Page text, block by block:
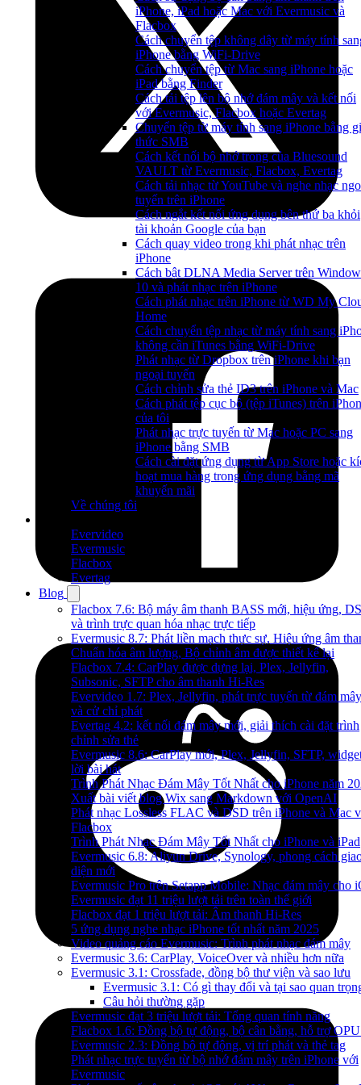
iPhone, iPad hoặc Mac với Evermusic và
Flacbox
Cách chuyển tệp không dây từ máy tính
iPhone bằng WiFi-Drive
Cách chuyển tệp từ Mac sang iPhone hoặc
iPad bằng Finder
Cách tải tệp lên bộ nhớ đám mây và kết nối
với Evermusic, Flacbox hoặc Evertag
Chuyển tệp từ máy tính sang iPhone bằng
thức SMB
Cách kết nối bộ nhớ trong của Bluesound
VAULT từ Evermusic, Flacbox, Evertag
Cách tải nhạc từ YouTube và nghe nhạc
tuyến trên iPhone
Cách ngắt kết nối ứng dụng bên thứ ba khỏi
tài khoản Google của bạn
Cách quay video trong khi phát nhạc trên
iPhone
Cách bật DLNA Media Server trên
10 và phát nhạc trên iPhone
Cách phát nhạc trên iPhone từ WD My
Home
Cách chuyển tệp nhạc từ máy tính sang
không cần iTunes bằng WiFi-Drive
Phát nhạc từ Dropbox trên iPhone khi bạn
ngoại tuyến
Cách chỉnh sửa thẻ ID3 trên iPhone và Mac
Cách phát tệp cục bộ (tệp iTunes) trên
của tôi
Phát nhạc trực tuyến từ Mac hoặc PC sang
iPhone bằng SMB
Cách cài đặt ứng dụng từ App Store hoặc
hoạt mua hàng trong ứng dụng bằng mã
khuyến mãi
Về chúng tôi
Evervideo
Evermusic
Flacbox
Evertag
Blog
Flacbox 7.6: Bộ máy âm thanh BASS mới, hiệu ứng,
và trình trực quan hóa nhạc trực tiếp
Evermusic 8.7: Phát liền mạch thực sự, Hiệu ứng âm
Chuẩn hóa âm lượng, Bộ chỉnh âm được thiết kế lại
Flacbox 7.4: CarPlay được dựng lại, Plex, Jellyfin,
Subsonic, SFTP cho âm thanh Hi-Res
Evervideo 1.7: Plex, Jellyfin, phát trực tuyến từ đám mây
và cử chỉ phát
Evertag 4.2: kết nối đám mây mới, giải thích cài đặt trình
chỉnh sửa thẻ
Evermusic 8.6: CarPlay mới, Plex, Jellyfin, SFTP,
lời bài hát
Trình Phát Nhạc Đám Mây Tốt Nhất cho iPhone năm
Xuất bài viết blog Wix sang Markdown với OpenAI
Phát nhạc Lossless FLAC và DSD trên iPhone và Mac
Flacbox
Trình Phát Nhạc Đám Mây Tốt Nhất cho iPhone và iPad
Evermusic 6.8: Aliyun Drive, Synology, phong cách
diện mới
Evermusic Pro trên Setapp Mobile: Nhạc đám mây cho
Evermusic đạt 11 triệu lượt tải trên toàn thế giới
Flacbox đạt 1 triệu lượt tải: Âm thanh Hi-Res
5 ứng dụng nghe nhạc iPhone tốt nhất năm 2025
Video quảng cáo Evermusic: Trình phát nhạc đám mây
Evermusic 3.6: CarPlay, VoiceOver và nhiều hơn nữa
Evermusic 3.1: Crossfade, đồng bộ thư viện và sao lưu
Evermusic 3.1: Có gì thay đổi và tại sao quan
Câu hỏi thường gặp
Evermusic đạt 3 triệu lượt tải: Tổng quan tính năng
Flacbox 1.6: Đồng bộ tự động, bộ cân bằng, hỗ trợ
Evermusic 2.3: Đồng bộ tự động, vị trí phát và thẻ tag
Phát nhạc trực tuyến từ bộ nhớ đám mây trên iPhone với
Evermusic